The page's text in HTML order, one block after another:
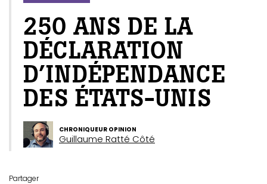
250 ANS DE LA
DÉCLARATION
D’INDÉPENDANCE
DES ÉTATS-UNIS
CHRONIQUEUR OPINION
Guillaume Ratté Côté
Partager